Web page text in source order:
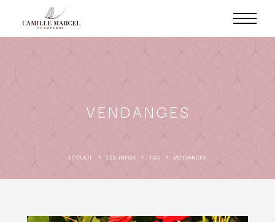
VENDANGES
ACCUEIL LES INFOS TAG VENDANGES